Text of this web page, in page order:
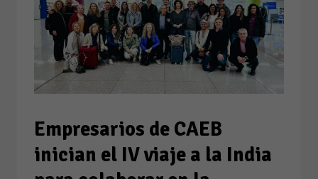
Empresarios de CAEB
inician el IV viaje a la India